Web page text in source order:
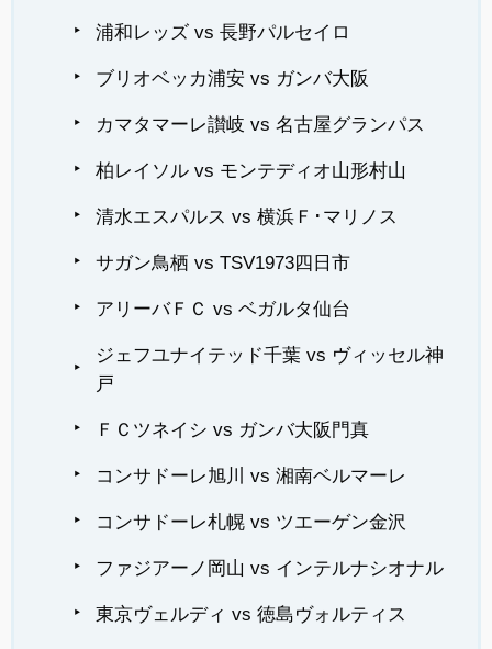
浦和レッズ vs 長野パルセイロ
ブリオベッカ浦安 vs ガンバ大阪
カマタマーレ讃岐 vs 名古屋グランパス
柏レイソル vs モンテディオ山形村山
清水エスパルス vs 横浜Ｆ･マリノス
サガン鳥栖 vs TSV1973四日市
アリーバＦＣ vs ベガルタ仙台
ジェフユナイテッド千葉 vs ヴィッセル神
戸
ＦＣツネイシ vs ガンバ大阪門真
コンサドーレ旭川 vs 湘南ベルマーレ
コンサドーレ札幌 vs ツエーゲン金沢
ファジアーノ岡山 vs インテルナシオナル
東京ヴェルディ vs 徳島ヴォルティス